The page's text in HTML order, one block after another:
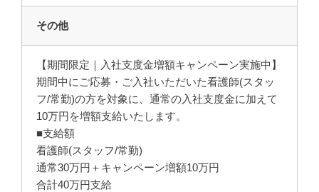
その他
【期間限定｜入社支度金増額キャンペーン実施中】
期間中にご応募・ご入社いただいた看護師(スタッ
フ/常勤)の方を対象に、通常の入社支度金に加えて
10万円を増額支給いたします。
■支給額
看護師(スタッフ/常勤)
通常30万円＋キャンペーン増額10万円
合計40万円支給